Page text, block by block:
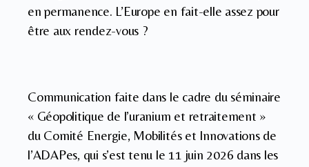
en permanence. L’Europe en fait-elle assez pour
être aux rendez-vous ?
Communication faite dans le cadre du séminaire
« Géopolitique de l’uranium et retraitement »
du Comité Energie, Mobilités et Innovations de
l’ADAPes, qui s’est tenu le 11 juin 2026 dans les